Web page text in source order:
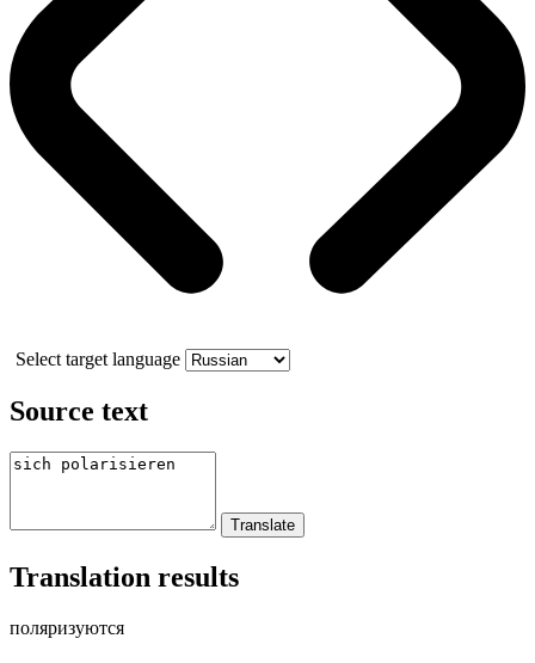
Select target language
Source text
Translation results
поляризуются